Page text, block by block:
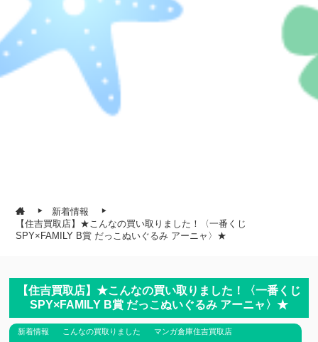
新着情報
【住吉買取店】★こんなの買い取りました！〈一番くじ
SPY×FAMILY B賞 だっこぬいぐるみ アーニャ〉★
【住吉買取店】★こんなの買い取りました！〈一番くじ
SPY×FAMILY B賞 だっこぬいぐるみ アーニャ〉★
新着情報 こんなの買取りました
マンガ倉庫住吉買取店